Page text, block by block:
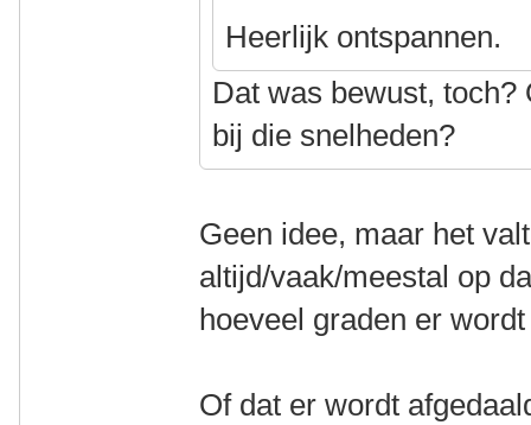
Heerlijk ontspannen.
Dat was bewust,
bij die snelheden?
Geen idee, maar het
altijd/vaak/meestal op
hoeveel graden er
Of dat er wordt